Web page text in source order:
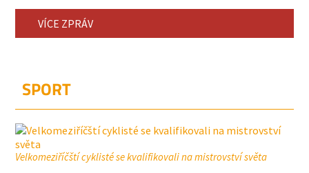
VÍCE ZPRÁV
SPORT
Velkomeziříčští cyklisté se kvalifikovali na mistrovství světa